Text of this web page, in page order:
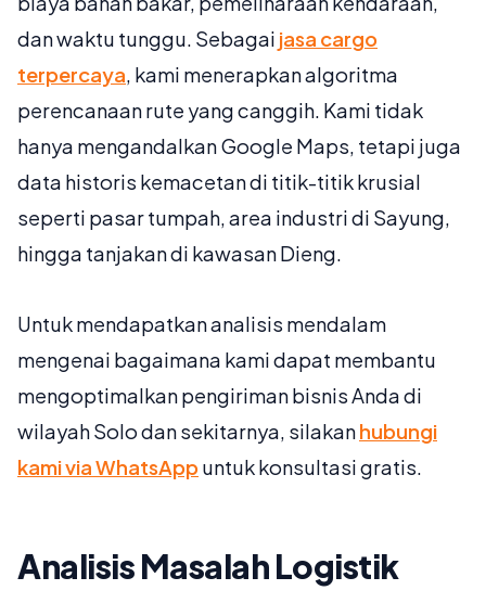
dan waktu tunggu. Sebagai jasa cargo
terpercaya, kami menerapkan algoritma
perencanaan rute yang canggih. Kami tidak
hanya mengandalkan Google Maps, tetapi juga
data historis kemacetan di titik-titik krusial
seperti pasar tumpah, area industri di Sayung,
hingga tanjakan di kawasan Dieng.
Untuk mendapatkan analisis mendalam
mengenai bagaimana kami dapat membantu
mengoptimalkan pengiriman bisnis Anda di
wilayah Solo dan sekitarnya, silakanhubungi
kami via WhatsApp untuk konsultasi gratis.
Analisis Masalah Logistik